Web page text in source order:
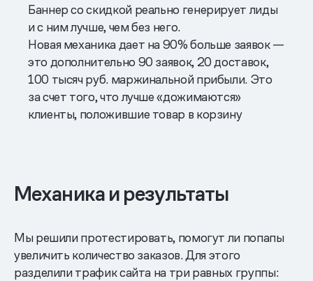
Баннер со скидкой реально генерирует лиды
и с ним лучше, чем без него.
Новая механика дает на 90% больше заявок —
это дополнительно 90 заявок, 20 доставок,
100 тысяч руб. маржинальной прибыли. Это
за счет того, что лучше «дожимаются»
клиенты, положившие товар в корзину
Механика и результаты
Мы решили протестировать, помогут ли попапы
увеличить количество заказов. Для этого
разделили трафик сайта на три равных группы: